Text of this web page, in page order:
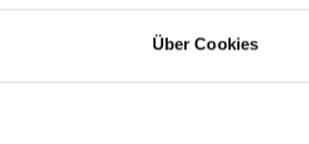
Über Cookies
mm
mm in 5-mm-Schritten
mm (0,27 m²)